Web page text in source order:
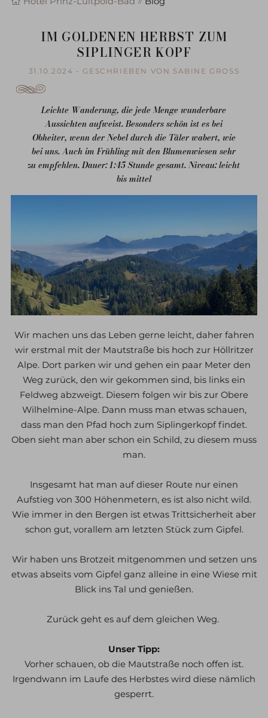
IM GOLDENEN HERBST ZUM
SIPLINGER KOPF
31.10.2024 - GESCHRIEBEN VON SABINE GROSS
Leichte Wanderung, die jede Menge wunderbare
Aussichten aufweist. Besonders schön ist es bei
Obheiter, wenn der Nebel durch die Täler wabert, wie
bei uns. Auch im Frühling mit den Blumenwiesen sehr
zu empfehlen. Dauer: 1:45 Stunde gesamt. Niveau: leicht
bis mittel
Wir machen uns das Leben gerne leicht, daher fahren
wir erstmal mit der Mautstraße bis hoch zur Höllritzer
Alpe. Dort parken wir und gehen ein paar Meter den
Weg zurück, den wir gekommen sind, bis links ein
Feldweg abzweigt. Diesem folgen wir bis zur Obere
Wilhelmine-Alpe. Dann muss man etwas schauen,
dass man den Pfad hoch zum Siplingerkopf findet.
Oben sieht man aber schon ein Schild, zu diesem muss
man.
Insgesamt hat man auf dieser Route nur einen
Aufstieg von 300 Höhenmetern, es ist also nicht wild.
Wie immer in den Bergen ist etwas Trittsicherheit aber
schon gut, vorallem am letzten Stück zum Gipfel.
Wir haben uns Brotzeit mitgenommen und setzen uns
etwas abseits vom Gipfel ganz alleine in eine Wiese mit
Blick ins Tal und genießen.
Zurück geht es auf dem gleichen Weg.
Unser Tipp:
Vorher schauen, ob die Mautstraße noch offen ist.
Irgendwann im Laufe des Herbstes wird diese nämlich
gesperrt.